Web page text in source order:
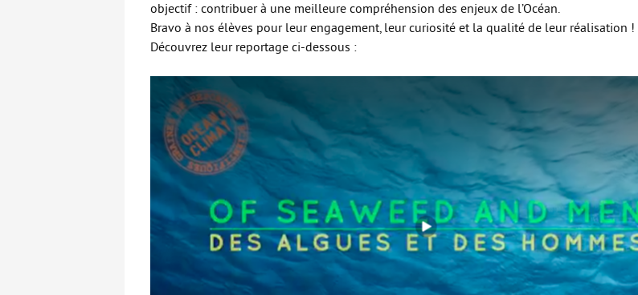
objectif : contribuer à une meilleure compréhension des enjeux de l’Océan.
Bravo à nos élèves pour leur engagement, leur curiosité et la qualité de leur réalisation !
Découvrez leur reportage ci-dessous :